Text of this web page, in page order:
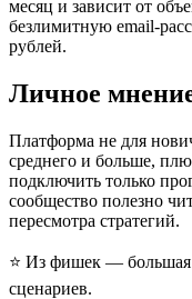
месяц и зависит от
безлимитную email-
рублей.
Личное
Платформа не для
среднего и больше,
подключить только
сообщество полезно
пересмотра стратегий.
⭐ Из фишек — большая
сценариев.